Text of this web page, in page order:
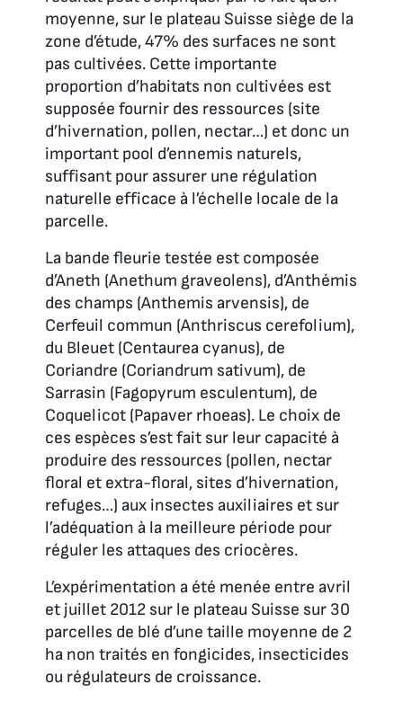
moyenne, sur le plateau Suisse siège de la
zone d’étude, 47% des surfaces ne sont
pas cultivées. Cette importante
proportion d’habitats non cultivées est
supposée fournir des ressources (site
d’hivernation, pollen, nectar…) et donc un
important pool d’ennemis naturels,
suffisant pour assurer une régulation
naturelle efficace à l’échelle locale de la
parcelle.
La bande fleurie testée est composée
d’Aneth (Anethum graveolens), d’Anthémis
des champs (Anthemis arvensis), de
Cerfeuil commun (Anthriscus cerefolium),
du Bleuet (Centaurea cyanus), de
Coriandre (Coriandrum sativum), de
Sarrasin (Fagopyrum esculentum), de
Coquelicot (Papaver rhoeas). Le choix de
ces espèces s’est fait sur leur capacité à
produire des ressources (pollen, nectar
floral et extra-floral, sites d’hivernation,
refuges…) aux insectes auxiliaires et sur
l’adéquation à la meilleure période pour
réguler les attaques des criocères.
L’expérimentation a été menée entre avril
et juillet 2012 sur le plateau Suisse sur 30
parcelles de blé d’une taille moyenne de 2
ha non traités en fongicides, insecticides
ou régulateurs de croissance.